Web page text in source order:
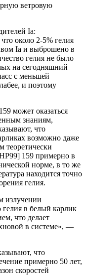
ветровую
Ia:
около 2-5% гелия
Ia и выброшено в
гелия не было
на сегодняшний
с меньшей
и поэтому
может оказаться
знаниям,
что
возможно даже
теоретически
159 примерно в
норме, в то же
находится точно
гелия.
излучении
гелия в белый карлик
что делает
в системе», —
что
примерно 50 лет,
скоростей